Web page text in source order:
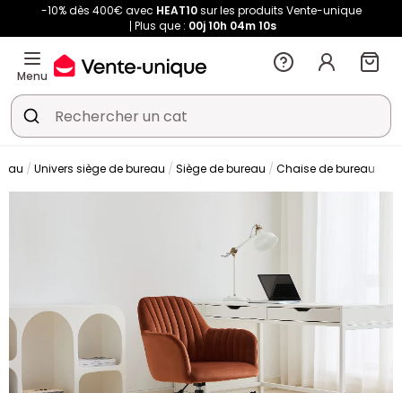
-10% dès 400€ avec HEAT10sur les produits Vente-unique
Plus que : 00j 10h 04m 09s
Menu
Univers siège de bureau Siège de bureau Chaise de bureau